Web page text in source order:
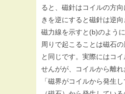
ると、磁針はコイルの方
きを逆にすると磁針は逆向
磁力線を示すと(b)のよう
周りで起こることは磁石
と同じです。実際にはコ
せんがが、コイルから離
「磁界がコイルから発生